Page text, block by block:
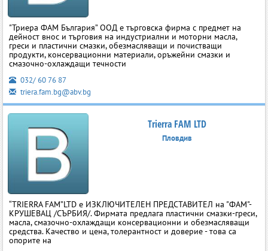
"Триера ФАМ България” ООД е търговска фирма с предмет на
дейност внос и търговия на индустриални и моторни масла,
греси и пластични смазки, обезмасляващи и почистващи
продукти, консервационни материали, оръжейни смазки и
смазочно-охлаждащи течности
032/ 60 76 87
triera.fam.bg@abv.bg
Trierra FAM LTD
Пловдив
“TRIERRA FAM”LTD е ИЗКЛЮЧИТЕЛЕН ПРЕДСТАВИТЕЛ на "ФАМ"-
КРУШЕВАЦ /СЪРБИЯ/. Фирмата предлага пластични смазки-греси,
масла, смазочно-охлаждащи консервационни и обезмасляващи
средства. Качество и цена, толерантност и доверие - това са
опорите на